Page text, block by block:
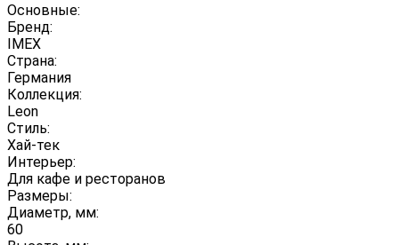
Основные:
Бренд:
IMEX
Страна:
Германия
Коллекция:
Leon
Стиль:
Хай-тек
Интерьер:
Для кафе и ресторанов
Размеры:
Диаметр, мм:
60